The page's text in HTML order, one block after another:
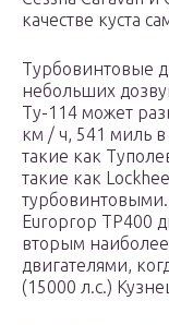
качестве куста
Турбовинтовые
небольших
Ту-114 может
км / ч, 541 миль
такие как
такие как
Europrop TP400
вторым
двигателями,
(15000 л.с.)